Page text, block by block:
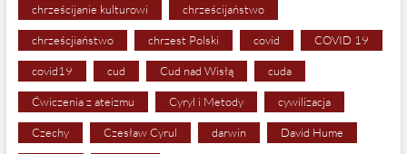
chrześcijanie kulturowi chrześcijaństwo
chrześcjiaństwo chrzest Polski covid COVID 19
covid19 cud Cud nad Wisłą cuda
Ćwiczenia z ateizmu Cyryl i Metody cywilizacja
Czechy Czesław Cyrul darwin David Hume